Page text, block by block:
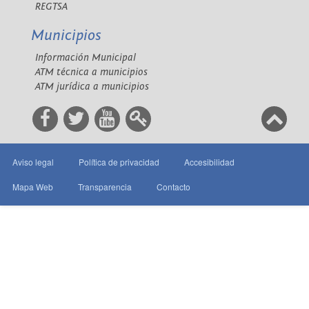
REGTSA
Municipios
Información Municipal
ATM técnica a municipios
ATM jurídica a municipios
Aviso legal Política de privacidad Accesibilidad
Mapa Web Transparencia Contacto